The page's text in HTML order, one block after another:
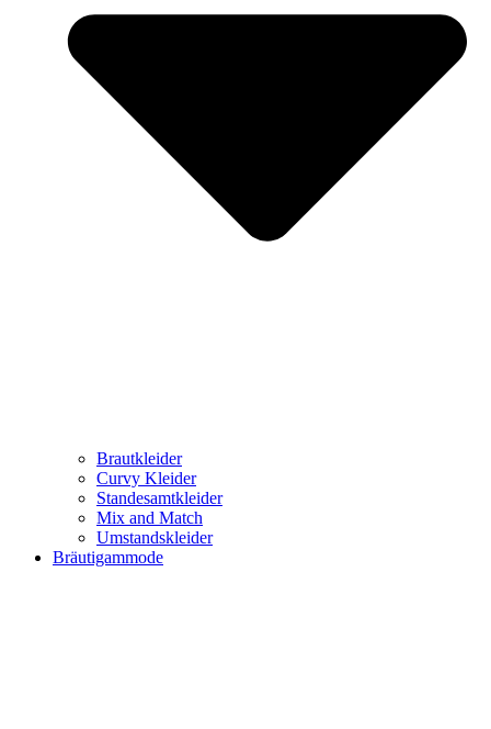
Brautkleider
Curvy Kleider
Standesamtkleider
Mix and Match
Umstandskleider
Bräutigammode